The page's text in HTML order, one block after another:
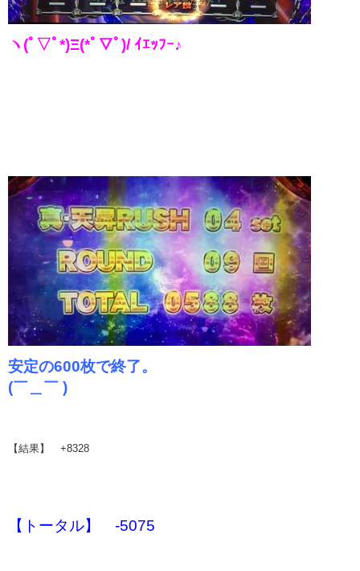
ヽ(ﾟ▽ﾟ*)Ξ(*ﾟ▽ﾟ)/ ｲｴｯﾌｰ♪
安定の600枚で終了。
(￣＿￣ )
【結果】 +8328
【トータル】 -5075